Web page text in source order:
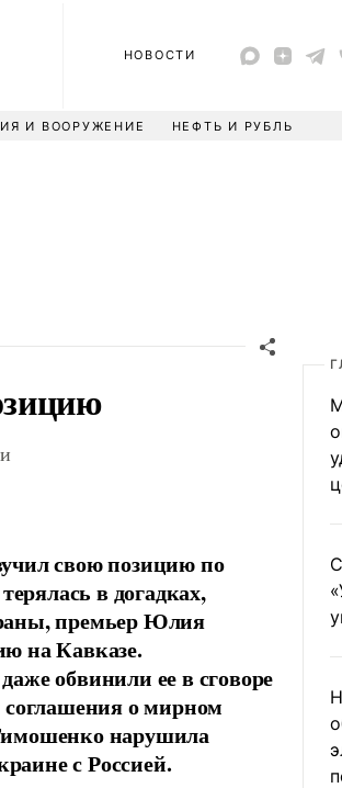
НОВОСТИ
И ВООРУЖЕНИЕ НЕФТЬ И РУБЛЬ
свою позицию по
в догадках,
премьер Юлия
на Кавказе.
обвинили ее в сговоре
о мирном
нарушила
с Россией.